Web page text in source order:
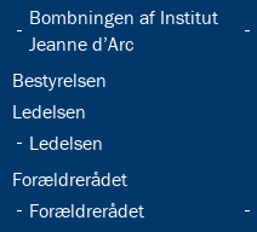
32.16:
Bombningen af Institut
Jeanne d’Arc
32.18:
Bestyrelsen
32.19:
Ledelsen
32.20:
Ledelsen
32.21:
Forældrerådet
32.22:
Forældrerådet